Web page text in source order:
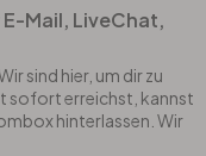
Mail, LiveChat,
sind hier, um dir zu
sofort erreichst, kannst
hinterlassen. Wir